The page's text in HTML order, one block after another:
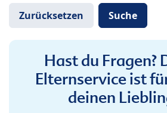
Hast du Fragen?
Elternservice ist
deinen